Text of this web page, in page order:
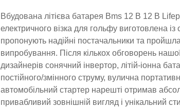
Вбудована літієва батарея Bms 12 В 12 В
електричного візка для гольфу виготовлена ​​із
пропонують надійні постачальники та пройшла
випробування. Після кількох обговорень
дизайнерів сонячний інвертор, літій-іонна
постійного/змінного струму, вулична
автомобільний стартер нарешті отримав
привабливий зовнішній вигляд і унікальний